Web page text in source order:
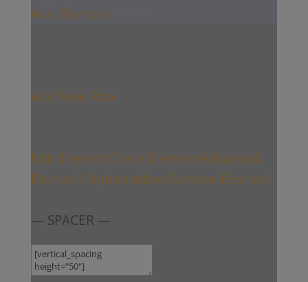
Add Element
Add New Row
Edit ElementClone ElementAdvanced
Element OptionsMoveRemove Element
— SPACER —